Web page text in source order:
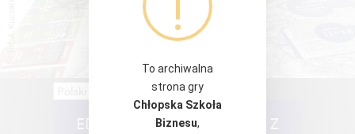
EDUKACJA EKONOMICZNA Z
To archiwalna
strona gry
Chłopska Szkoła
Biznesu,